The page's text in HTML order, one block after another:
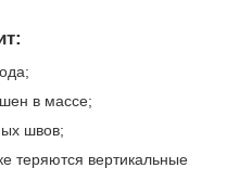
в массе;
швов;
теряются вертикальные